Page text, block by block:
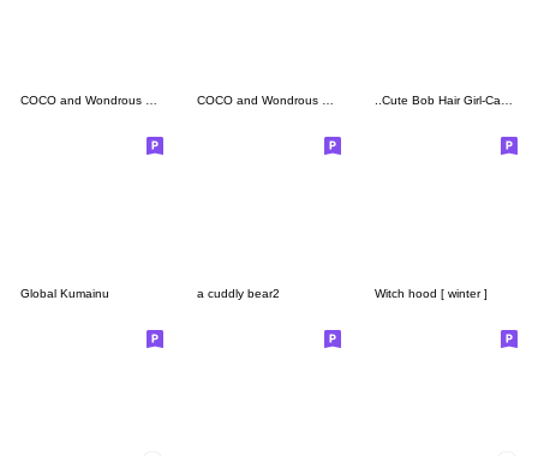
Global Kumainu a cuddly bear2 Witch hood [ winter ]